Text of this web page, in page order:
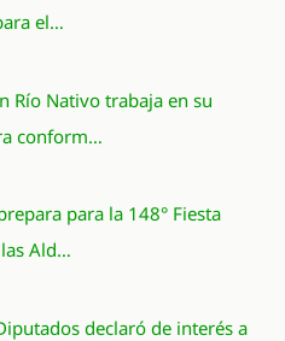
el…
Río Nativo trabaja en su
conform…
para la 148° Fiesta
Ald…
declaró de interés a